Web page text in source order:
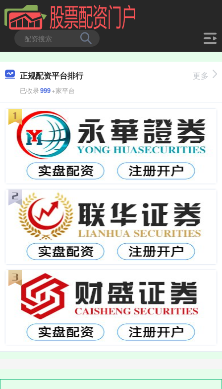
正规配资平台排行
已收录999+家平台
更多